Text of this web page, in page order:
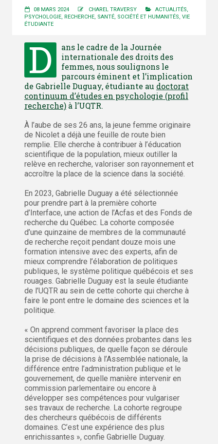
08 MARS 2024 CHAREL TRAVERSY ACTUALITÉS
PSYCHOLOGIE RECHERCHE SANTÉ SOCIÉTÉ ET HUMANITÉS VIE
ÉTUDIANTE
D
ans le cadre de la Journée
internationale des droits des
femmes, nous soulignons le
parcours éminent et l’implication
de Gabrielle Duguay, étudiante au doctorat
continuum d’études en psychologie (profil
recherche) à l’UQTR.
À l’aube de ses 26 ans, la jeune femme originaire
de Nicolet a déjà une feuille de route bien
remplie. Elle cherche à contribuer à l’éducation
scientifique de la population, mieux outiller la
relève en recherche, valoriser son rayonnement et
accroître la place de la science dans la société.
En 2023, Gabrielle Duguay a été sélectionnée
pour prendre part à la première cohorte
d’Interface, une action de l’Acfas et des Fonds de
recherche du Québec. La cohorte composée
d’une quinzaine de membres de la communauté
de recherche reçoit pendant douze mois une
formation intensive avec des experts, afin de
mieux comprendre l’élaboration de politiques
publiques, le système politique québécois et ses
rouages. Gabrielle Duguay est la seule étudiante
de l’UQTR au sein de cette cohorte qui cherche à
faire le pont entre le domaine des sciences et la
politique.
« On apprend comment favoriser la place des
scientifiques et des données probantes dans les
décisions publiques, de quelle façon se déroule
la prise de décisions à l’Assemblée nationale, la
différence entre l’administration publique et le
gouvernement, de quelle manière intervenir en
commission parlementaire ou encore à
développer ses compétences pour vulgariser
ses travaux de recherche. La cohorte regroupe
des chercheurs québécois de différents
domaines. C’est une expérience des plus
enrichissantes », confie Gabrielle Duguay.